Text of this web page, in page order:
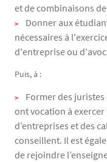
et de combinaisons
Donner aux
nécessaires à
d'entreprise ou
Puis, à :
Former des
ont vocation à
d’entreprises et des
conseillent. Il est
de rejoindre